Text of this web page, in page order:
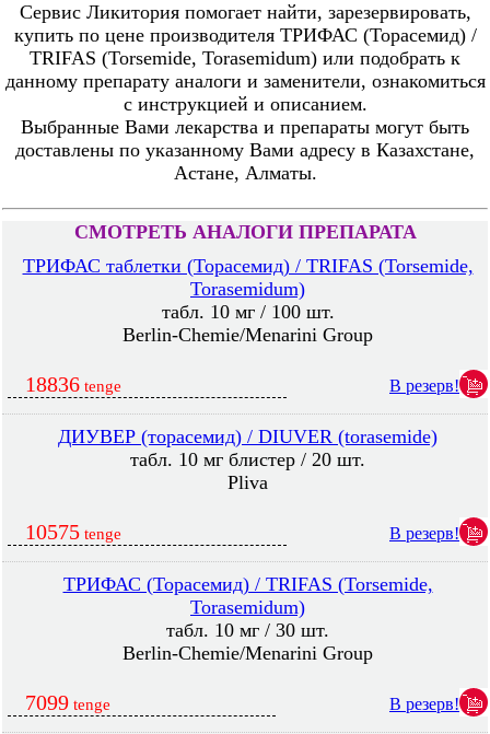
Сервис Ликитория помогает найти, зарезервировать,
купить по цене производителя ТРИФАС (Торасемид) /
TRIFAS (Torsemide, Torasemidum) или подобрать к
данному препарату аналоги и заменители, ознакомиться
с инструкцией и описанием.
Выбранные Вами лекарства и препараты могут быть
доставлены по указанному Вами адресу в Казахстане,
Астане, Алматы.
СМОТРЕТЬ АНАЛОГИ ПРЕПАРАТА
ТРИФАС таблетки (Торасемид) / TRIFAS (Torsemide,
Torasemidum)
табл. 10 мг / 100 шт.
Berlin-Chemie/Menarini Group
18836 tenge В резерв!
ДИУВЕР (торасемид) / DIUVER (torasemide)
табл. 10 мг блистер / 20 шт.
Pliva
10575 tenge В резерв!
ТРИФАС (Торасемид) / TRIFAS (Torsemide,
Torasemidum)
табл. 10 мг / 30 шт.
Berlin-Chemie/Menarini Group
7099 tenge В резерв!